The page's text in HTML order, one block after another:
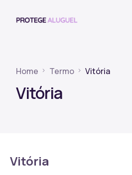
Home Termo Vitória
Vitória
Vitória